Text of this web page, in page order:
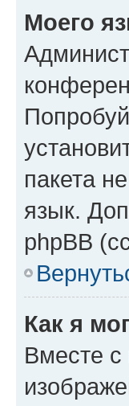
Моего
пакета
язык.
phpBB
Как я
Вместе с